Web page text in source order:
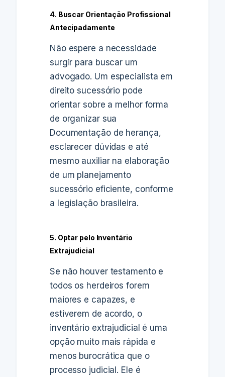
4. Buscar Orientação Profissional
Antecipadamente
Não espere a necessidade
surgir para buscar um
advogado. Um especialista em
direito sucessório pode
orientar sobre a melhor forma
de organizar sua
Documentação de herança,
esclarecer dúvidas e até
mesmo auxiliar na elaboração
de um planejamento
sucessório eficiente, conforme
a legislação brasileira.
5. Optar pelo Inventário
Extrajudicial
Se não houver testamento e
todos os herdeiros forem
maiores e capazes, e
estiverem de acordo, o
inventário extrajudicial é uma
opção muito mais rápida e
menos burocrática que o
processo judicial. Ele é